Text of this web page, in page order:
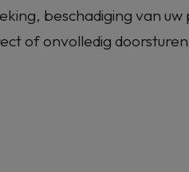
beschadiging van uw
of onvolledig